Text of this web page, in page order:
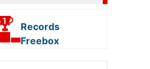
Records
Freebox